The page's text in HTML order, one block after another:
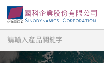
德國Weiss TempEvent溫
12電磁式材料測試系統，
料試驗順利執行。